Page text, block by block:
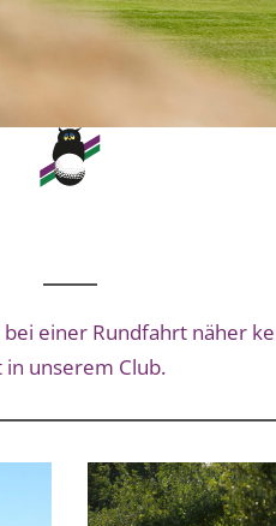
einer Rundfahrt näher
unserem Club.